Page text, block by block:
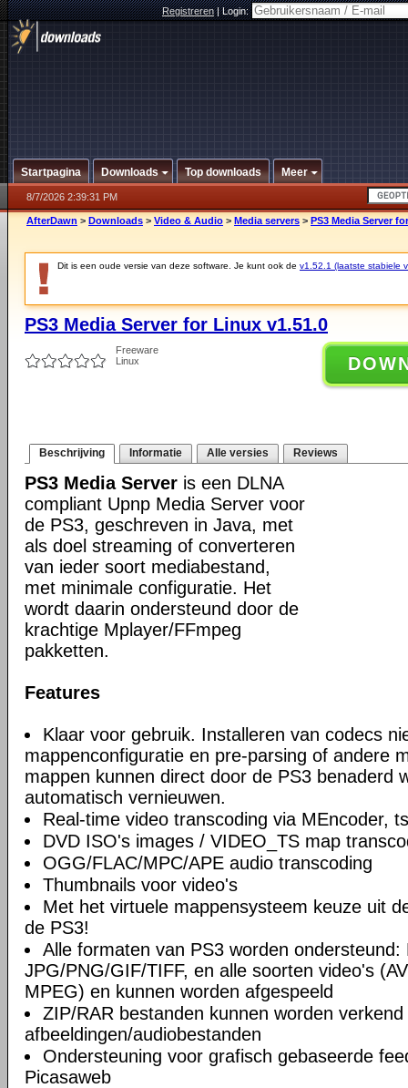
Registreren|Login:
Startpagina Downloads Top downloads Meer
8/7/2026 2:39:31 PM
AfterDawn > Downloads > Video & Audio > Media servers > PS3 Media Server
Dit is een oude versie van deze software. Je kunt ook de v1.52.1 (laatste stabiele
PS3 Media Server for Linux v1.51.0
Freeware
Linux
Beschrijving Informatie Alle versies Reviews
PS3 Media Server is een DLNA
compliant Upnp Media Server voor
de PS3, geschreven in Java, met
als doel streaming of converteren
van ieder soort mediabestand,
met minimale configuratie. Het
wordt daarin ondersteund door de
krachtige Mplayer/FFmpeg
pakketten.
Features
Klaar voor gebruik. Installeren van codecs
mappenconfiguratie en pre-parsing of andere
mappen kunnen direct door de PS3 benaderd
automatisch vernieuwen.
Real-time video transcoding via MEncoder,
DVD ISO's images / VIDEO_TS map
OGG/FLAC/MPC/APE audio transcoding
Thumbnails voor video's
Met het virtuele mappensysteem keuze uit
de PS3!
Alle formaten van PS3 worden ondersteund:
JPG/PNG/GIF/TIFF, en alle soorten video's
MPEG) en kunnen worden afgespeeld
ZIP/RAR bestanden kunnen worden
afbeeldingen/audiobestanden
Ondersteuning voor grafisch gebaseerde
Picasaweb